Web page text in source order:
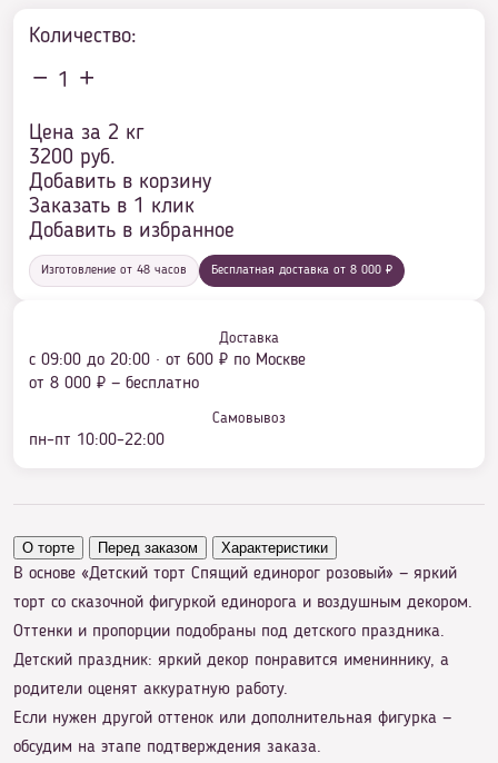
Количество:
1
Цена за 2 кг
3200 руб.
Добавить в корзину
Заказать в 1 клик
Добавить в избранное
Изготовление от 48 часов Бесплатная доставка от 8 000 ₽
Доставка
с 09:00 до 20:00 · от 600 ₽ по Москве
от 8 000 ₽ — бесплатно
Самовывоз
пн–пт 10:00–22:00
О торте Перед заказом Характеристики
В основе «Детский торт Спящий единорог розовый» — яркий
торт со сказочной фигуркой единорога и воздушным декором.
Оттенки и пропорции подобраны под детского праздника.
Детский праздник: яркий декор понравится имениннику, а
родители оценят аккуратную работу.
Если нужен другой оттенок или дополнительная фигурка —
обсудим на этапе подтверждения заказа.